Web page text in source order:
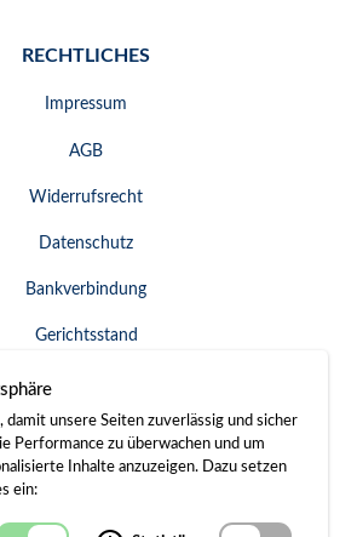
RECHTLICHES
Impressum
AGB
Widerrufsrecht
Datenschutz
Bankverbindung
Gerichtsstand
Widerruf erklären
& KONTAKT
Besuch / Anfahrt
damit unsere Seiten zuverlässig und sicher
Performance zu überwachen und um
Inhalte anzuzeigen. Dazu setzen
ein: